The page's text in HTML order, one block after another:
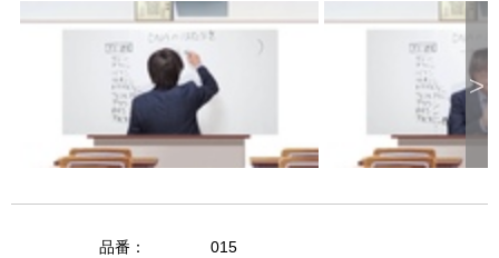
d
>
品番：
015